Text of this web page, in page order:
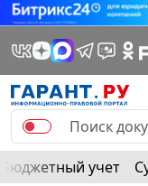
Бюджетный учет